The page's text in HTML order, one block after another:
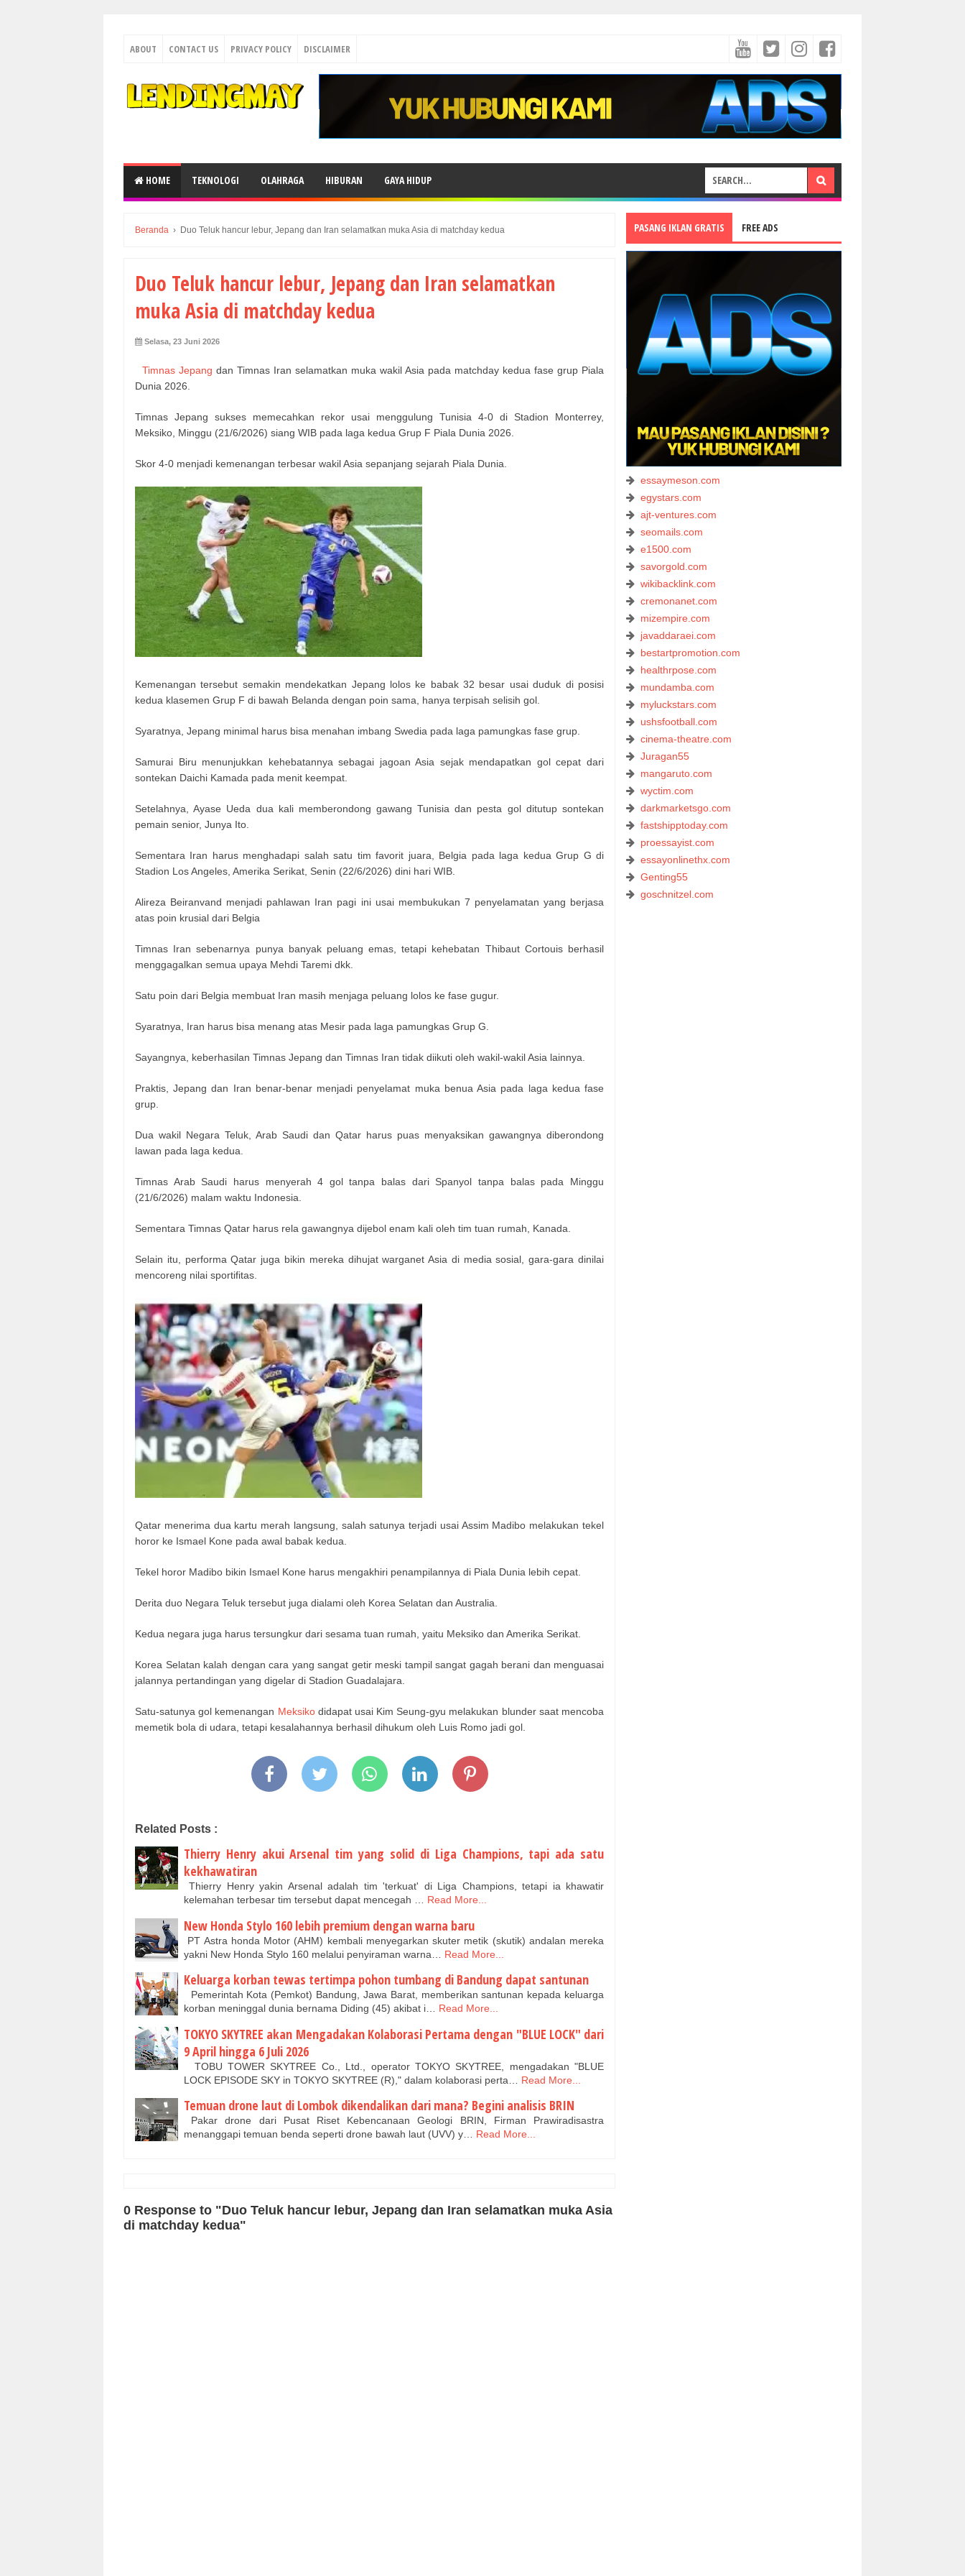
ABOUT CONTACT US PRIVACY POLICY DISCLAIMER
HOME TEKNOLOGI OLAHRAGA HIBURAN GAYA HIDUP
Beranda › Duo Teluk hancur lebur, Jepang dan Iran selamatkan muka Asia di matchday kedua
Duo Teluk hancur lebur, Jepang dan Iran selamatkan
muka Asia di matchday kedua
Selasa, 23 Juni 2026
Timnas Jepang dan Timnas Iran selamatkan muka wakil Asia pada matchday kedua fase grup Piala
Dunia 2026.
Timnas Jepang sukses memecahkan rekor usai menggulung Tunisia 4-0 di Stadion Monterrey,
Meksiko, Minggu (21/6/2026) siang WIB pada laga kedua Grup F Piala Dunia 2026.
Skor 4-0 menjadi kemenangan terbesar wakil Asia sepanjang sejarah Piala Dunia.
Kemenangan tersebut semakin mendekatkan Jepang lolos ke babak 32 besar usai duduk di posisi
kedua klasemen Grup F di bawah Belanda dengan poin sama, hanya terpisah selisih gol.
Syaratnya, Jepang minimal harus bisa menahan imbang Swedia pada laga pamungkas fase grup.
Samurai Biru menunjukkan kehebatannya sebagai jagoan Asia sejak mendapatkan gol cepat dari
sontekan Daichi Kamada pada menit keempat.
Setelahnya, Ayase Ueda dua kali memberondong gawang Tunisia dan pesta gol ditutup sontekan
pemain senior, Junya Ito.
Sementara Iran harus menghadapi salah satu tim favorit juara, Belgia pada laga kedua Grup G di
Stadion Los Angeles, Amerika Serikat, Senin (22/6/2026) dini hari WIB.
Alireza Beiranvand menjadi pahlawan Iran pagi ini usai membukukan 7 penyelamatan yang berjasa
atas poin krusial dari Belgia
Timnas Iran sebenarnya punya banyak peluang emas, tetapi kehebatan Thibaut Cortouis berhasil
menggagalkan semua upaya Mehdi Taremi dkk.
Satu poin dari Belgia membuat Iran masih menjaga peluang lolos ke fase gugur.
Syaratnya, Iran harus bisa menang atas Mesir pada laga pamungkas Grup G.
Sayangnya, keberhasilan Timnas Jepang dan Timnas Iran tidak diikuti oleh wakil-wakil Asia lainnya.
Praktis, Jepang dan Iran benar-benar menjadi penyelamat muka benua Asia pada laga kedua fase
grup.
Dua wakil Negara Teluk, Arab Saudi dan Qatar harus puas menyaksikan gawangnya diberondong
lawan pada laga kedua.
Timnas Arab Saudi harus menyerah 4 gol tanpa balas dari Spanyol tanpa balas pada Minggu
(21/6/2026) malam waktu Indonesia.
Sementara Timnas Qatar harus rela gawangnya dijebol enam kali oleh tim tuan rumah, Kanada.
Selain itu, performa Qatar juga bikin mereka dihujat warganet Asia di media sosial, gara-gara dinilai
mencoreng nilai sportifitas.
Qatar menerima dua kartu merah langsung, salah satunya terjadi usai Assim Madibo melakukan tekel
horor ke Ismael Kone pada awal babak kedua.
Tekel horor Madibo bikin Ismael Kone harus mengakhiri penampilannya di Piala Dunia lebih cepat.
Derita duo Negara Teluk tersebut juga dialami oleh Korea Selatan dan Australia.
Kedua negara juga harus tersungkur dari sesama tuan rumah, yaitu Meksiko dan Amerika Serikat.
Korea Selatan kalah dengan cara yang sangat getir meski tampil sangat gagah berani dan menguasai
jalannya pertandingan yang digelar di Stadion Guadalajara.
Satu-satunya gol kemenangan Meksiko didapat usai Kim Seung-gyu melakukan blunder saat mencoba
memetik bola di udara, tetapi kesalahannya berhasil dihukum oleh Luis Romo jadi gol.
Related Posts :
Thierry Henry akui Arsenal tim yang solid di Liga Champions, tapi ada satu
kekhawatiran
Thierry Henry yakin Arsenal adalah tim 'terkuat' di Liga Champions, tetapi ia khawatir
kelemahan terbesar tim tersebut dapat mencegah … Read More...
New Honda Stylo 160 lebih premium dengan warna baru
PT Astra honda Motor (AHM) kembali menyegarkan skuter metik (skutik) andalan mereka
yakni New Honda Stylo 160 melalui penyiraman warna…
Read More...
Keluarga korban tewas tertimpa pohon tumbang di Bandung dapat santunan
Pemerintah Kota (Pemkot) Bandung, Jawa Barat, memberikan santunan kepada keluarga
korban meninggal dunia bernama Diding (45) akibat i… Read More...
TOKYO SKYTREE akan Mengadakan Kolaborasi Pertama dengan "BLUE LOCK" dari
9 April hingga 6 Juli 2026
TOBU TOWER SKYTREE Co., Ltd., operator TOKYO SKYTREE, mengadakan "BLUE
LOCK EPISODE SKY in TOKYO SKYTREE (R)," dalam kolaborasi perta…
Read More...
Temuan drone laut di Lombok dikendalikan dari mana? Begini analisis BRIN
Pakar drone dari Pusat Riset Kebencanaan Geologi BRIN, Firman Prawiradisastra
menanggapi temuan benda seperti drone bawah laut (UVV) y… Read More...
0 Response to "Duo Teluk hancur lebur, Jepang dan Iran selamatkan muka Asia
di matchday kedua"
PASANG IKLAN GRATIS FREE ADS
essaymeson.com
egystars.com
ajt-ventures.com
seomails.com
e1500.com
savorgold.com
wikibacklink.com
cremonanet.com
mizempire.com
javaddaraei.com
bestartpromotion.com
healthrpose.com
mundamba.com
myluckstars.com
ushsfootball.com
cinema-theatre.com
Juragan55
mangaruto.com
wyctim.com
darkmarketsgo.com
fastshipptoday.com
proessayist.com
essayonlinethx.com
Genting55
goschnitzel.com